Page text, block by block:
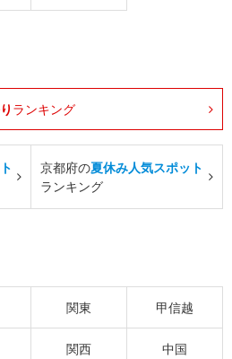
ランキング
京都府の夏休み人気スポット
ランキング
関東 甲信越
関西 中国